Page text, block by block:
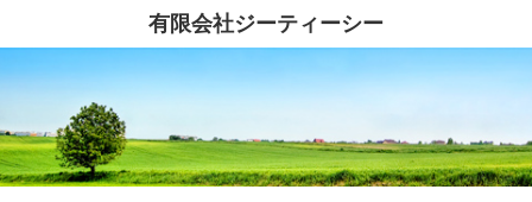
有限会社ジーティーシー